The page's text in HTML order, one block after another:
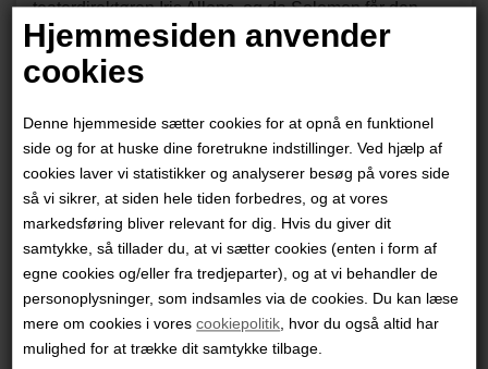
Hjemmesiden anvender
cookies
Denne hjemmeside sætter cookies for at opnå en funktionel
side og for at huske dine foretrukne indstillinger. Ved hjælp af
cookies laver vi statistikker og analyserer besøg på vores side
så vi sikrer, at siden hele tiden forbedres, og at vores
markedsføring bliver relevant for dig. Hvis du giver dit
samtykke, så tillader du, at vi sætter cookies (enten i form af
egne cookies og/eller fra tredjeparter), og at vi behandler de
personoplysninger, som indsamles via de cookies. Du kan læse
mere om cookies i vorescookiepolitik, hvor du også altid har
mulighed for at trække dit samtykke tilbage.
teaterdirektøren Iris Allens, og da Solomon får den
nysgerrige reporter Weekly hængt op på mordet,
sætter Blacksad i et kapløb med tiden alt ind på at få
forsøger at bringe byggematadoren til fald. Han
genoptager forbindelsen til sin kærlighed Alma, hvis
rolle i den spegede affære muligvis kan få afgørende
betydning.
Blacksad har vundet en lang række internationale
priser og er oversat til næsten tredive sprog. De fem
oprindelige album er nu genudgivet i Blacksad – Det